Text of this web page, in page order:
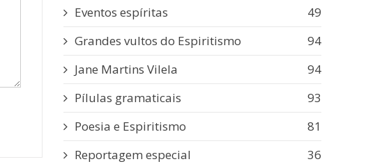
Eventos espíritas
49
Grandes vultos do Espiritismo
94
Jane Martins Vilela
94
Pílulas gramaticais
93
Poesia e Espiritismo
81
Reportagem especial
36